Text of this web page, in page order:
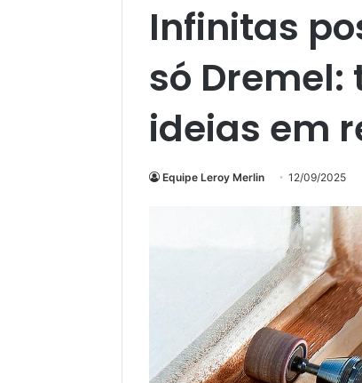
Infinitas
só
ideias em
Equipe Leroy Merlin 12/09/2025